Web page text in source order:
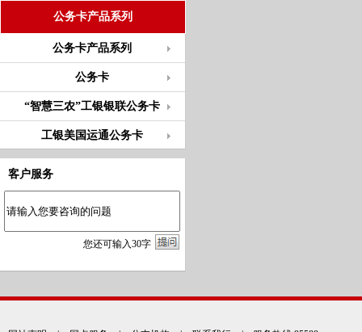
公务卡产品系列
公务卡产品系列
公务卡
“智慧三农”工银银联公务卡
工银美国运通公务卡
客户服务
您还可输入30字